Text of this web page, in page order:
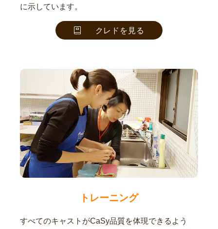
に示しています。
クレドを見る
トレーニング
すべてのキャストがCaSy品質を体現できるよう